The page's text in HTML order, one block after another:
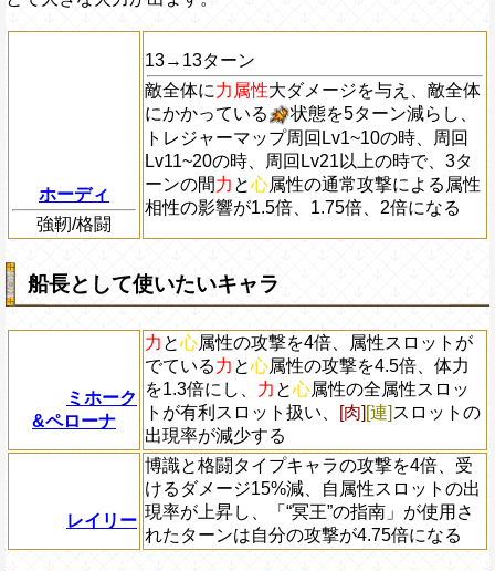
ホーディ
強靭/格闘
13→13ターン
敵全体に力属性大ダメージを与え、敵全体
にかかっている
状態を5ターン減らし、
トレジャーマップ周回Lv1~10の時、周回
Lv11~20の時、周回Lv21以上の時で、3タ
ーンの間力 と心属性の通常攻撃による属性
相性の影響が1.5倍、1.75倍、2倍になる
船長として使いたいキャラ
ミホーク
&ペローナ
力 と心属性の攻撃を4倍、属性スロットが
でている力 と心属性の攻撃を4.5倍、体力
を1.3倍にし、 力 と心属性の全属性スロッ
トが有利スロット扱い、
[肉] [連] スロットの
出現率が減少する
レイリー
博識と格闘タイプキャラの攻撃を4倍、受
けるダメージ15%減、自属性スロットの出
現率が上昇し、「“冥王”の指南」が使用さ
れたターンは自分の攻撃が4.75倍になる